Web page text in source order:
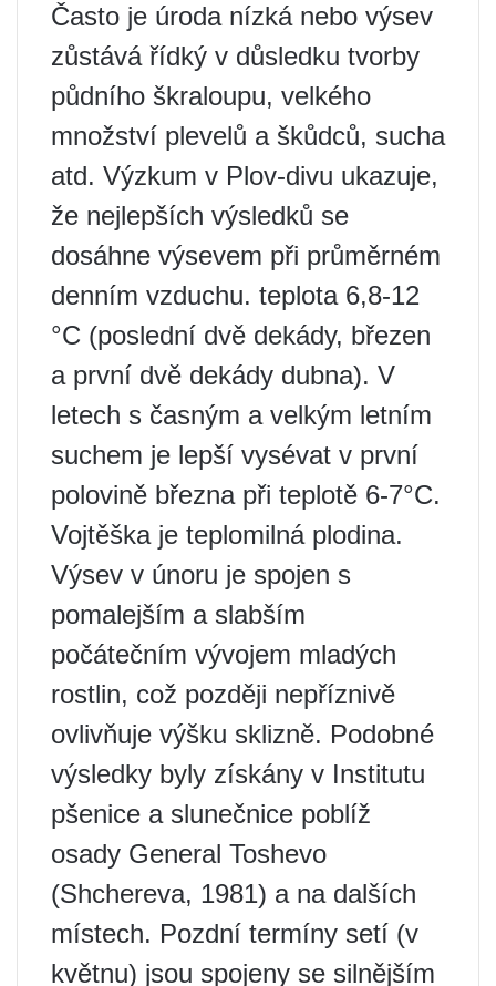
Často je úroda nízká nebo výsev
zůstává řídký v důsledku tvorby
půdního škraloupu, velkého
množství plevelů a škůdců, sucha
atd. Výzkum v Plov-divu ukazuje,
že nejlepších výsledků se
dosáhne výsevem při průměrném
denním vzduchu. teplota 6,8-12
°C (poslední dvě dekády, březen
a první dvě dekády dubna). V
letech s časným a velkým letním
suchem je lepší vysévat v první
polovině března při teplotě 6-7°C.
Vojtěška je teplomilná plodina.
Výsev v únoru je spojen s
pomalejším a slabším
počátečním vývojem mladých
rostlin, což později nepříznivě
ovlivňuje výšku sklizně. Podobné
výsledky byly získány v Institutu
pšenice a slunečnice poblíž
osady General Toshevo
(Shchereva, 1981) a na dalších
místech. Pozdní termíny setí (v
květnu) jsou spojeny se silnějším